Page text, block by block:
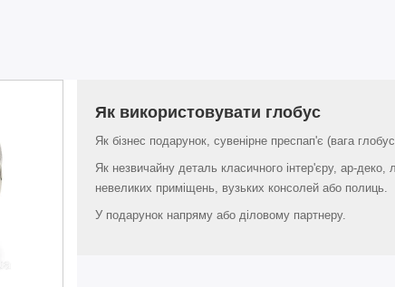
Як використовувати глобус
Як бізнес подарунок, сувенірне преспап'є (вага
Як незвичайну деталь класичного інтер'єру, ар-
невеликих приміщень, вузьких консолей або полиць.
У подарунок напряму або діловому партнеру.